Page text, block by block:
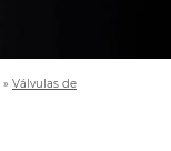
» Válvulas de